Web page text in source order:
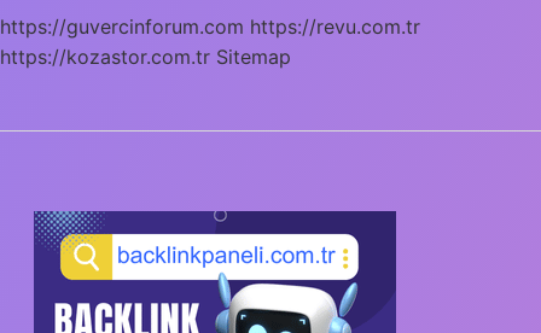
https://guvercinforum.com https://revu.com.tr
https://kozastor.com.tr Sitemap
SIDEBAR